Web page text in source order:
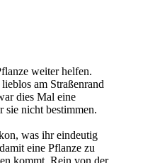
weiter helfen.
am Straßenrand
dies Mal eine
sie nicht bestimmen.
was ihr eindeutig
eine Pflanze zu